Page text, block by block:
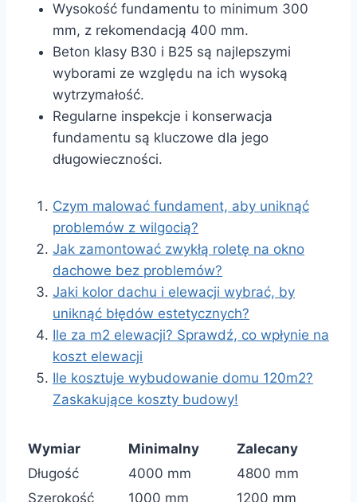
Wysokość fundamentu to minimum 300
mm, z rekomendacją 400 mm.
Beton klasy B30 i B25 są najlepszymi
wyborami ze względu na ich wysoką
wytrzymałość.
Regularne inspekcje i konserwacja
fundamentu są kluczowe dla jego
długowieczności.
Czym malować fundament, aby uniknąć
problemów z wilgocią?
Jak zamontować zwykłą roletę na okno
dachowe bez problemów?
Jaki kolor dachu i elewacji wybrać, by
uniknąć błędów estetycznych?
Ile za m2 elewacji? Sprawdź, co wpłynie na
koszt elewacji
Ile kosztuje wybudowanie domu 120m2?
Zaskakujące koszty budowy!
Wymiar Minimalny
Zalecany
Długość
4000 mm
4800 mm
Szerokość
1000 mm
1200 mm